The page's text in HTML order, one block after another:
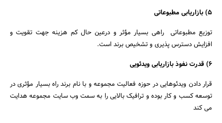
5) بازاریابی مطبوعاتی
توزیع مطبوعاتی راهی بسیار مؤثر و درعین­ حال کم­ هزینه­ جهت تقویت و
افزایش دسترس­ پذیری و تشخیص برند است.
6) قدرت نفوذ بازاریابی ویدئویی
قرار دادن ویدئوهایی در حوزه فعالیت مجموعه و با نام برند راه بسیار مؤثری در
توسعه کسب و کار بوده و ترافیک بالایی را به­ سمت وب سایت مجموعه هدایت
می­ کند